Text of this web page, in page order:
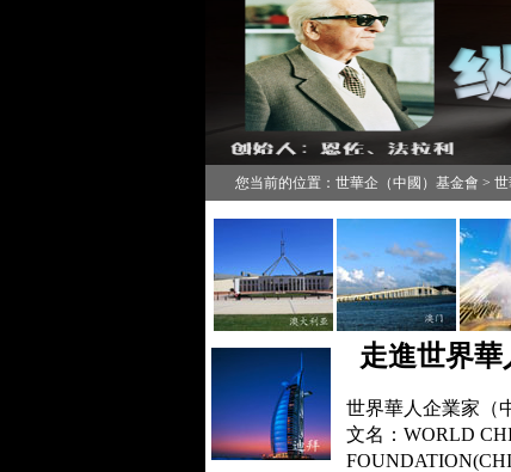
您当前的位置：世華企（中國）基金會 >
走進世界華
世界華人企業家（
文名：WORLD